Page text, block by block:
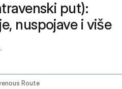
put):
nuspojave i više
Route